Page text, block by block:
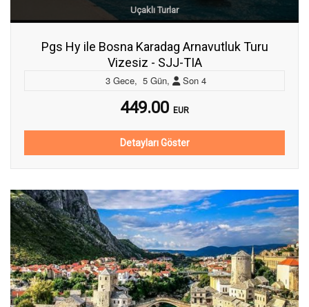
Uçaklı Turlar
Pgs Hy ile Bosna Karadag Arnavutluk Turu
Vizesiz - SJJ-TIA
3 Gece, 5 Gün, Son 4
449.00 EUR
Detayları Göster